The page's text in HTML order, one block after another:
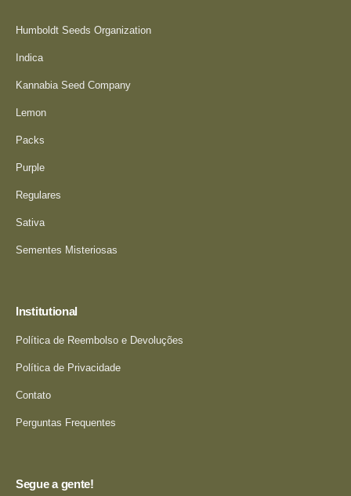
Humboldt Seeds Organization
Indica
Kannabia Seed Company
Lemon
Packs
Purple
Regulares
Sativa
Sementes Misteriosas
Institutional
Política de Reembolso e Devoluções
Política de Privacidade
Contato
Perguntas Frequentes
Segue a gente!